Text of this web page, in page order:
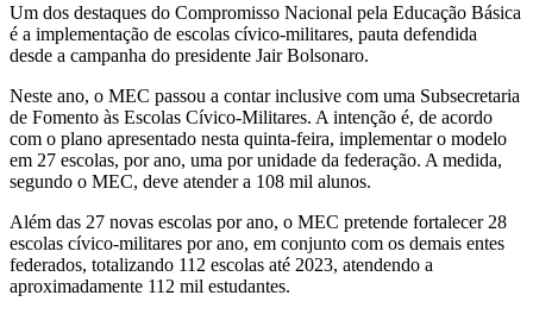
Um dos destaques do Compromisso Nacional pela Educação Básica
é a implementação de escolas cívico-militares, pauta defendida
desde a campanha do presidente Jair Bolsonaro.
Neste ano, o MEC passou a contar inclusive com uma Subsecretaria
de Fomento às Escolas Cívico-Militares. A intenção é, de acordo
com o plano apresentado nesta quinta-feira, implementar o modelo
em 27 escolas, por ano, uma por unidade da federação. A medida,
segundo o MEC, deve atender a 108 mil alunos.
Além das 27 novas escolas por ano, o MEC pretende fortalecer 28
escolas cívico-militares por ano, em conjunto com os demais entes
federados, totalizando 112 escolas até 2023, atendendo a
aproximadamente 112 mil estudantes.